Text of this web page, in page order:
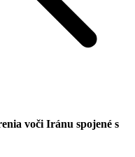
voči Iránu spojené s